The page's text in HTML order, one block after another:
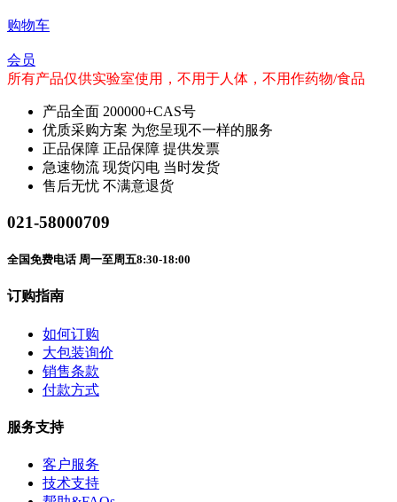
购物车
会员
所有产品仅供实验室使用，不用于人体，不用作药物/食品
产品全面 200000+CAS号
优质采购方案 为您呈现不一样的服务
正品保障 正品保障 提供发票
急速物流 现货闪电 当时发货
售后无忧 不满意退货
021-58000709
全国免费电话 周一至周五8:30-18:00
订购指南
如何订购
大包装询价
销售条款
付款方式
服务支持
客户服务
技术支持